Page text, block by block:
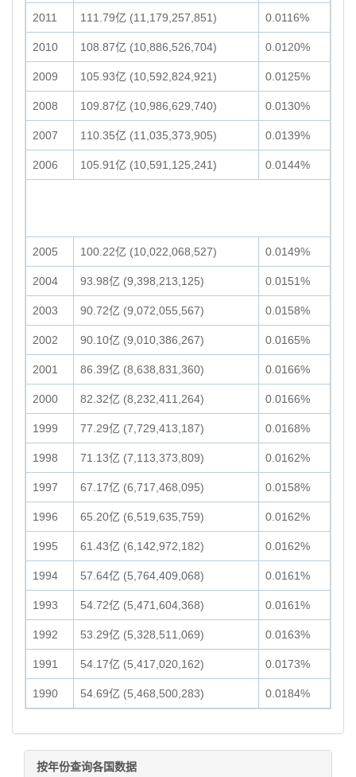
2011 111.79亿 (11,179,257,851) 0.0116%
2010 108.87亿 (10,886,526,704) 0.0120%
2009 105.93亿 (10,592,824,921) 0.0125%
2008 109.87亿 (10,986,629,740) 0.0130%
2007 110.35亿 (11,035,373,905) 0.0139%
2006 105.91亿 (10,591,125,241) 0.0144%
2005 100.22亿 (10,022,068,527) 0.0149%
2004 93.98亿 (9,398,213,125) 0.0151%
2003 90.72亿 (9,072,055,567) 0.0158%
2002 90.10亿 (9,010,386,267) 0.0165%
2001 86.39亿 (8,638,831,360) 0.0166%
2000 82.32亿 (8,232,411,264) 0.0166%
1999 77.29亿 (7,729,413,187) 0.0168%
1998 71.13亿 (7,113,373,809) 0.0162%
1997 67.17亿 (6,717,468,095) 0.0158%
1996 65.20亿 (6,519,635,759) 0.0162%
1995 61.43亿 (6,142,972,182) 0.0162%
1994 57.64亿 (5,764,409,068) 0.0161%
1993 54.72亿 (5,471,604,368) 0.0161%
1992 53.29亿 (5,328,511,069) 0.0163%
1991 54.17亿 (5,417,020,162) 0.0173%
1990 54.69亿 (5,468,500,283) 0.0184%
按年份查询各国数据